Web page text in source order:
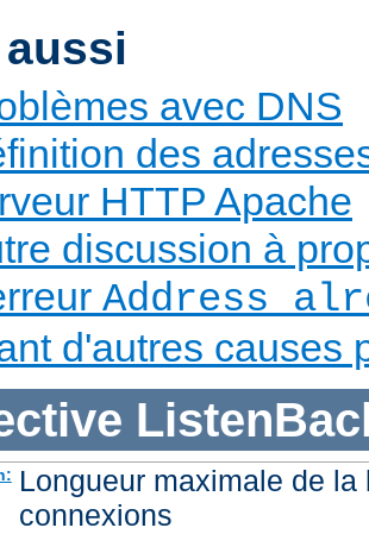
avec DNS
des
HTTP Apache
discussion à
Address
d'autres causes
Longueur maximale de
connexions